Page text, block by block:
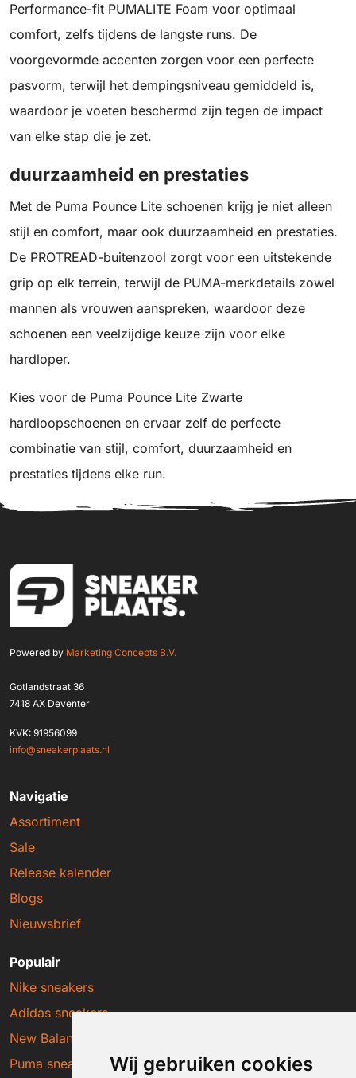
Wij gebruiken cookies
Performance-fit PUMALITE Foam voor optimaal
comfort, zelfs tijdens de langste runs. De
voorgevormde accenten zorgen voor een perfecte
pasvorm, terwijl het dempingsniveau gemiddeld is,
waardoor je voeten beschermd zijn tegen de impact
van elke stap die je zet.
duurzaamheid en prestaties
Met de Puma Pounce Lite schoenen krijg je niet alleen
stijl en comfort, maar ook duurzaamheid en prestaties.
De PROTREAD-buitenzool zorgt voor een uitstekende
grip op elk terrein, terwijl de PUMA-merkdetails zowel
mannen als vrouwen aanspreken, waardoor deze
schoenen een veelzijdige keuze zijn voor elke
hardloper.
Kies voor de Puma Pounce Lite Zwarte
hardloopschoenen en ervaar zelf de perfecte
combinatie van stijl, comfort, duurzaamheid en
prestaties tijdens elke run.
Powered by Marketing Concepts B.V.
Gotlandstraat 36
7418 AX Deventer
KVK: 91956099
info@sneakerplaats.nl
Navigatie
Assortiment
Sale
Release kalender
Blogs
Nieuwsbrief
Populair
Nike sneakers
Adidas sneakers
New Balance sneakers
Puma sneakers